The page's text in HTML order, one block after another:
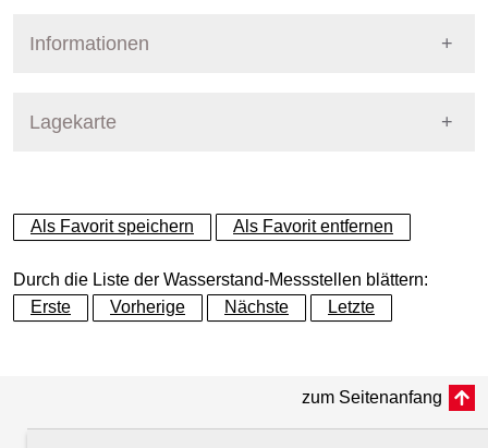
Informationen
Lagekarte
+
−
Als Favorit speichern Als Favorit entfernen
Durch die Liste der Wasserstand-Messstellen blättern:
Erste
Vorherige Nächste Letzte
zum Seitenanfang